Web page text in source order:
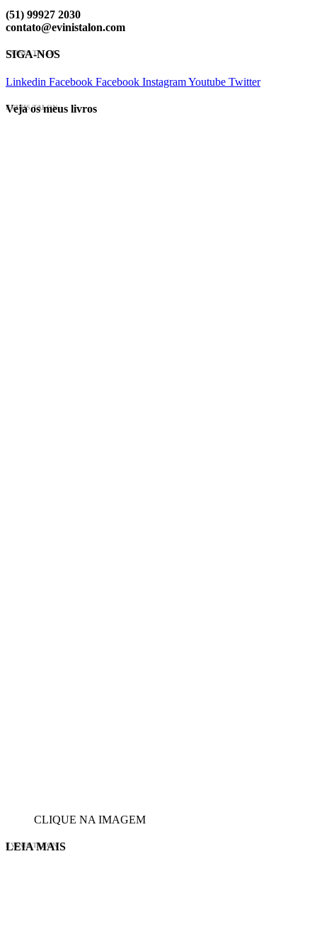
(51) 99927 2030
contato@evinistalon.com
EVINIS TALON
SIGA-NOS
Linkedin Facebook Facebook InstagramYoutube Twitter
EVINIS TALON
Veja os meus livros
CLIQUE NA IMAGEM
EVINIS TALON
LEIA MAIS